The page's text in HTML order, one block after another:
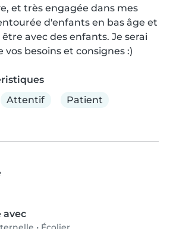
et très engagée dans mes
d'enfants en bas âge et
avec des enfants. Je serai
vos besoins et consignes :)
Attentif Patient
avec